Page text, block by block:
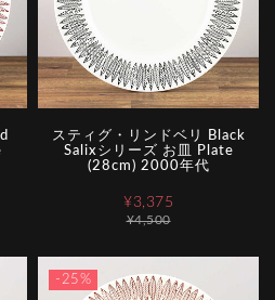
スティグ・リンドベリ Black
Salixシリーズ お皿 Plate
(28cm) 2000年代
¥4,500
¥3,375
-25%